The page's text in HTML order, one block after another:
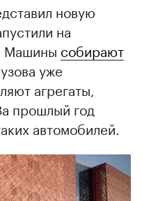
новую
на
Машины собирают
уже
агрегаты,
прошлый год
автомобилей.